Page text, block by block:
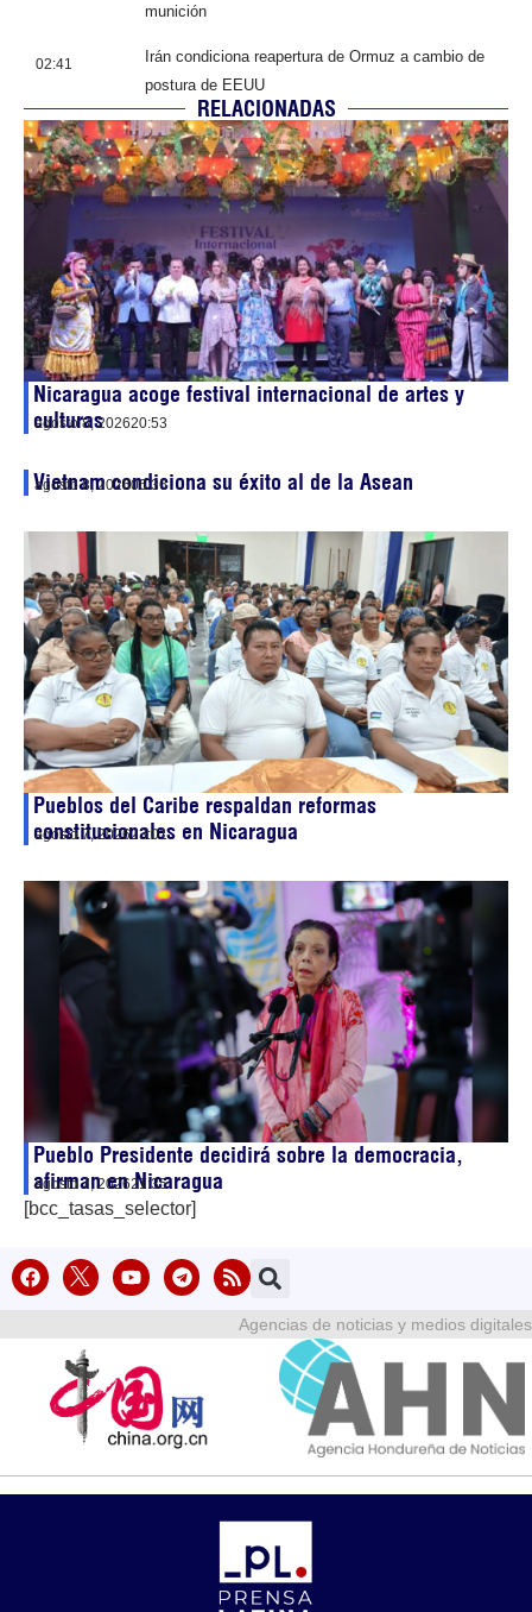
munición
02:41
Irán condiciona reapertura de Ormuz a cambio de
postura de EEUU
RELACIONADAS
Nicaragua acoge festival internacional de artes y
culturas
agosto 8, 202620:53
Vietnam condiciona su éxito al de la Asean
agosto 8, 202606:36
Pueblos del Caribe respaldan reformas
constitucionales en Nicaragua
agosto 7, 202623:01
Pueblo Presidente decidirá sobre la democracia,
afirman en Nicaragua
agosto 7, 202621:35
[bcc_tasas_selector]
Agencias de noticias y medios digitales